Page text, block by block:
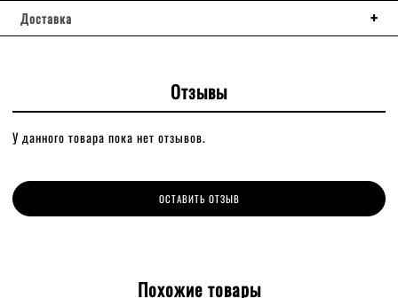
Доставка
Отзывы
У данного товара пока нет отзывов.
ОСТАВИТЬ ОТЗЫВ
Похожие товары